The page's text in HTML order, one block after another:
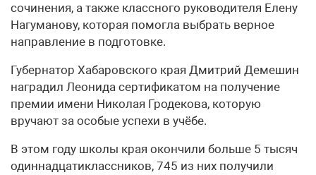
сочинения, а также классного руководителя Елену
Нагуманову, которая помогла выбрать верное
направление в подготовке.
Губернатор Хабаровского края Дмитрий Демешин
наградил Леонида сертификатом на получение
премии имени Николая Гродекова, которую
вручают за особые успехи в учёбе.
В этом году школы края окончили больше 5 тысяч
одиннадцатиклассников, 745 из них получили